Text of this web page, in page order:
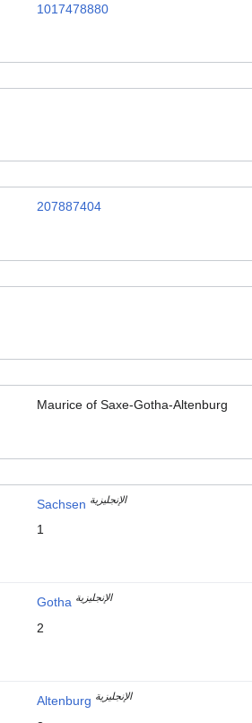
1017478880
207887404
Maurice of Saxe-Gotha-Altenburg
Sachsen الإنجليزية
1
Gotha الإنجليزية
2
Altenburg الإنجليزية